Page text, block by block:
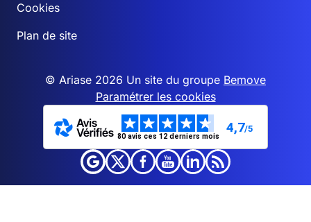
Cookies
Plan de site
© Ariase 2026 Un site du groupe Bemove
Paramétrer les cookies
80 avis ces 12 derniers mois
4,7/5